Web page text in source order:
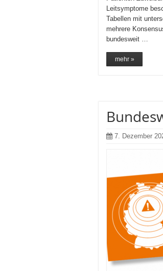
Leitsymptome
Tabellen mit
mehrere
bundesweit …
mehr »
7. Dezember